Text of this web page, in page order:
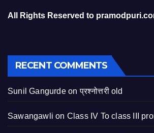
All Rights Reserved to
RECENT COMMENTS
Sunil Gangurdeonप्रश्नोत्तरी old
Sawangawli on Class IV To class III